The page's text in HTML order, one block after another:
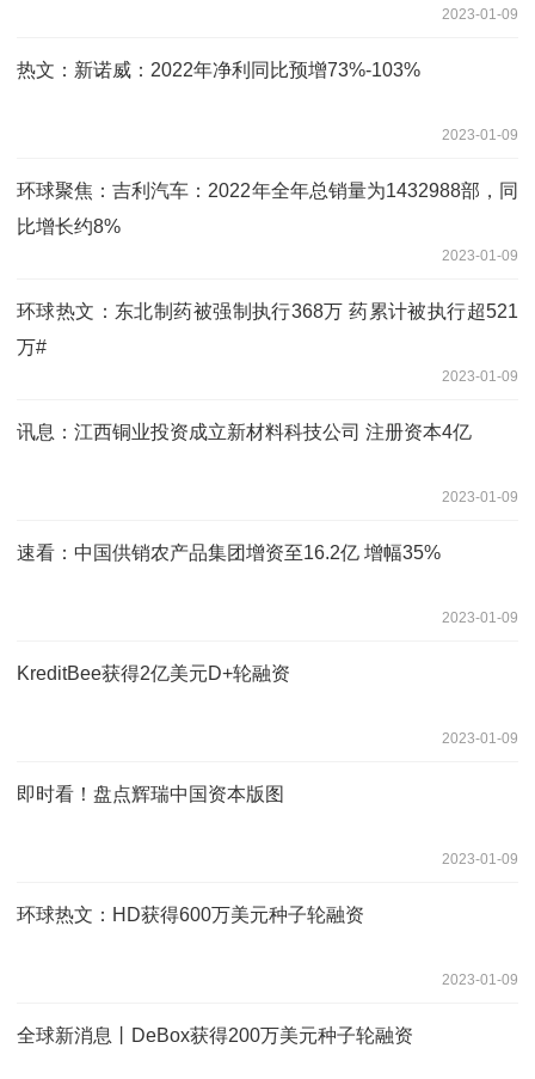
2023-01-09
热文：新诺威：2022年净利同比预增73%-103%
2023-01-09
环球聚焦：吉利汽车：2022年全年总销量为1432988部，同
比增长约8%
2023-01-09
环球热文：东北制药被强制执行368万 药累计被执行超521
万#
2023-01-09
讯息：江西铜业投资成立新材料科技公司 注册资本4亿
2023-01-09
速看：中国供销农产品集团增资至16.2亿 增幅35%
2023-01-09
KreditBee获得2亿美元D+轮融资
2023-01-09
即时看！盘点辉瑞中国资本版图
2023-01-09
环球热文：HD获得600万美元种子轮融资
2023-01-09
全球新消息丨DeBox获得200万美元种子轮融资